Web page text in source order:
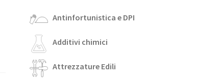
Antinfortunistica e DPI
Additivi chimici
Attrezzature Edili